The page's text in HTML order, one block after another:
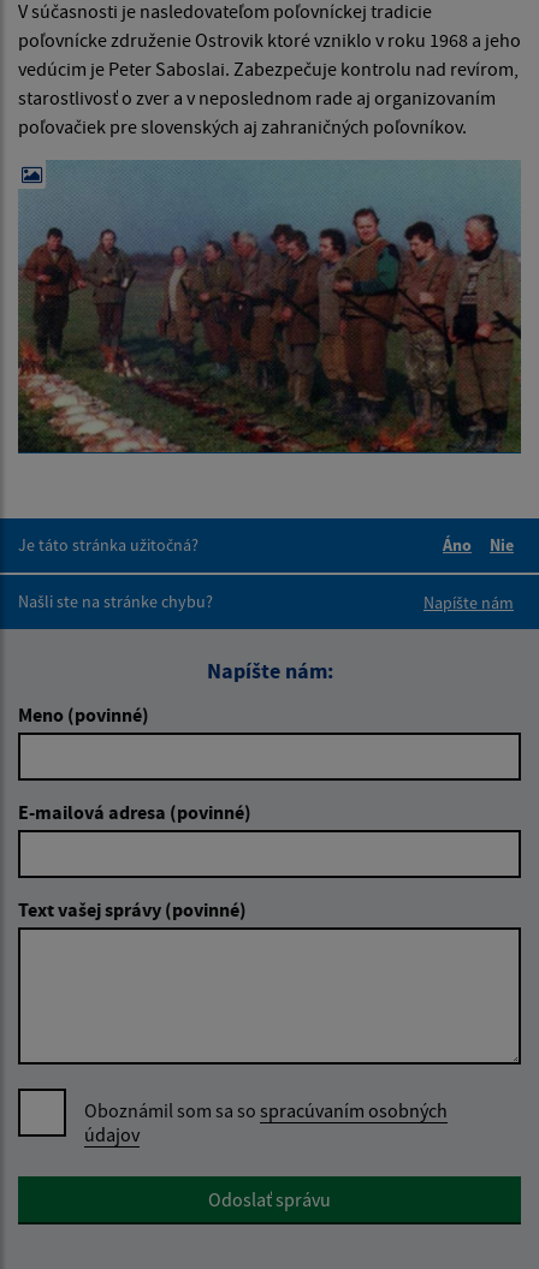
V súčasnosti je nasledovateľom poľovníckej tradicie
poľovnícke združenie Ostrovik ktoré vzniklo v roku 1968 a jeho
vedúcim je Peter Saboslai. Zabezpečuje kontrolu nad revírom,
starostlivosť o zver a v neposlednom rade aj organizovaním
poľovačiek pre slovenských aj zahraničných poľovníkov.
Je táto stránka užitočná?
Áno
Nie
Našli ste na stránke chybu?
Napíšte nám
Napíšte nám:
Meno (povinné)
E-mailová adresa (povinné)
Text vašej správy (povinné)
Oboznámil som sa so spracúvaním osobných
údajov
Google reCaptcha ResponseOdoslať správu